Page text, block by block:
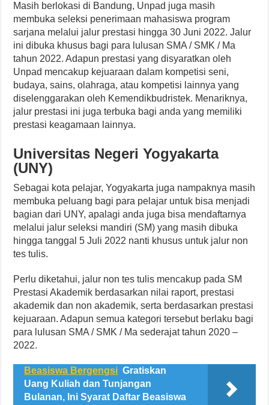
Masih berlokasi di Bandung, Unpad juga masih
membuka seleksi penerimaan mahasiswa program
sarjana melalui jalur prestasi hingga 30 Juni 2022. Jalur
ini dibuka khusus bagi para lulusan SMA / SMK / Ma
tahun 2022. Adapun prestasi yang disyaratkan oleh
Unpad mencakup kejuaraan dalam kompetisi seni,
budaya, sains, olahraga, atau kompetisi lainnya yang
diselenggarakan oleh Kemendikbudristek. Menariknya,
jalur prestasi ini juga terbuka bagi anda yang memiliki
prestasi keagamaan lainnya.
Universitas Negeri Yogyakarta
(UNY)
Sebagai kota pelajar, Yogyakarta juga nampaknya masih
membuka peluang bagi para pelajar untuk bisa menjadi
bagian dari UNY, apalagi anda juga bisa mendaftarnya
melalui jalur seleksi mandiri (SM) yang masih dibuka
hingga tanggal 5 Juli 2022 nanti khusus untuk jalur non
tes tulis.
Perlu diketahui, jalur non tes tulis mencakup pada SM
Prestasi Akademik berdasarkan nilai raport, prestasi
akademik dan non akademik, serta berdasarkan prestasi
kejuaraan. Adapun semua kategori tersebut berlaku bagi
para lulusan SMA / SMK / Ma sederajat tahun 2020 –
2022.
Beasiswa Bergengsi Gratiskan
Uang Kuliah dan Tunjangan
Bulanan, Ini Syarat Daftar Beasiswa